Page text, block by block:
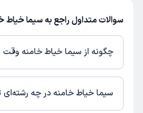
سوالات متداول راجع به سیما خیاط
چگونه از سیما خیاط خامنه وقت
در صورتی کهسیما خیاط خامنهدارای
دکترتو باشند، می‌توانید از طریق این
سیما خیاط خامنه در چه